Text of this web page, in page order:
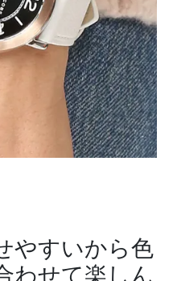
やすいから色
わせて楽しん